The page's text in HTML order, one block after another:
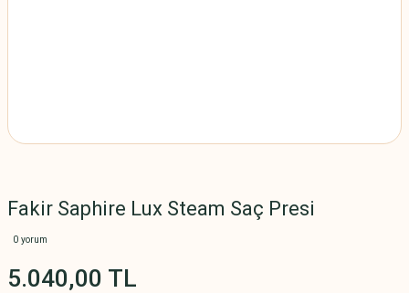
Fakir Saphire Lux Steam Saç Presi
0 yorum
5.040,00 TL